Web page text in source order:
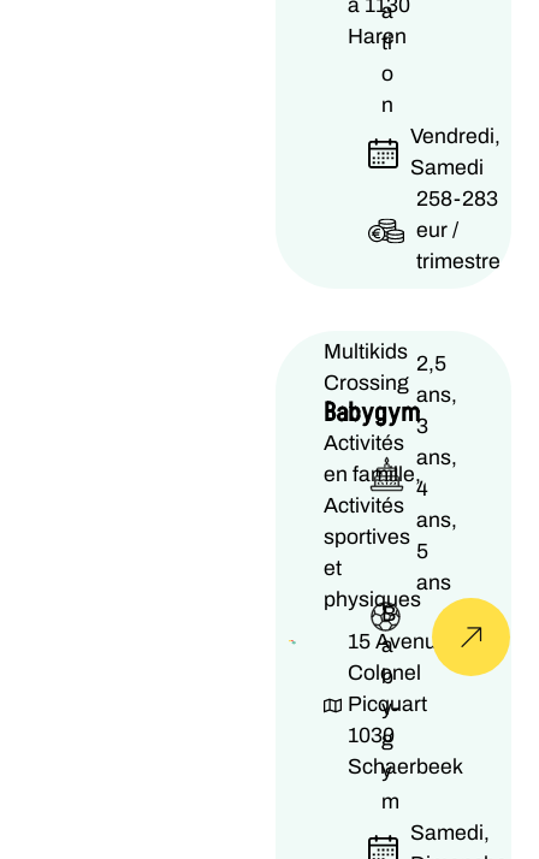
à 1130
Haren
a
ti
o
n
Vendredi,
Samedi
258-283
eur /
trimestre
Multikids
Crossing
Babygym
Activités
en famille,
Activités
sportives
et
physiques
15 Avenue
Colonel
Picquart
1030
Schaerbeek
2,5
ans,
3
ans,
4
ans,
5
ans
B
a
b
y-
g
y
m
Samedi,